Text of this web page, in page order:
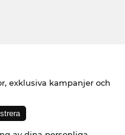
exklusiva kampanjer och